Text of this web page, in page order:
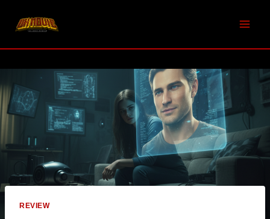
REVIEW